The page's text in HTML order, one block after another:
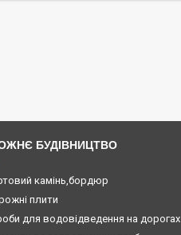
БУДІВНИЦТВО
камінь,бордюр
плити
для водовідведення на дорогах